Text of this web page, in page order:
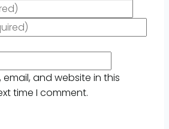
and website in this
time I comment.